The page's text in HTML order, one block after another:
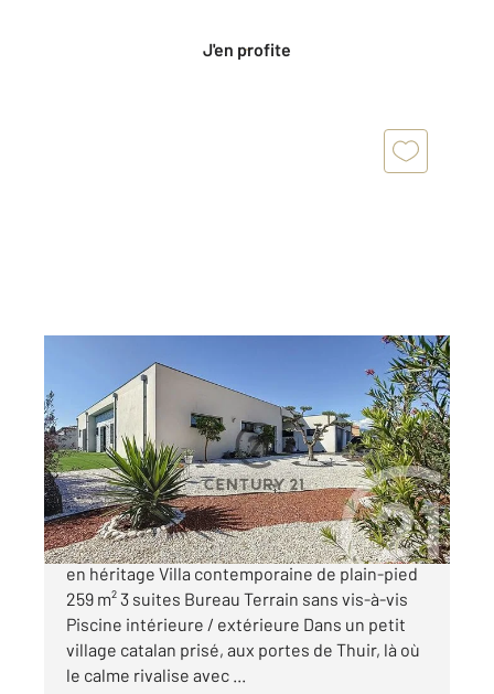
J'en profite
LLUPIA 66
250 m , 5 pièces
Ref : 752
Maison à vendre
1 070 000 €
Une parenthèse enchantée à Llupia L'élégance
en héritage Villa contemporaine de plain-pied
259 m² 3 suites Bureau Terrain sans vis-à-vis
Piscine intérieure / extérieure Dans un petit
village catalan prisé, aux portes de Thuir, là où
le calme rivalise avec ...